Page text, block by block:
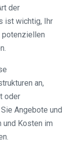
der
ist wichtig, Ihr
potenziellen
an,
oder
Angebote und
Kosten im